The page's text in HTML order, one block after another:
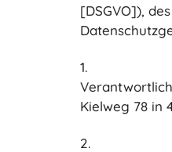
[DSGVO]),
1.
Kielweg 78 in
2.